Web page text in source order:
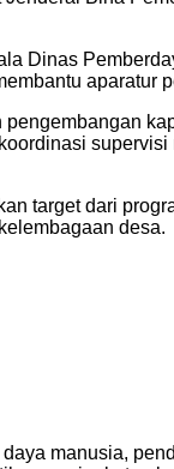
Dinas
target dari
desa.
manusia,